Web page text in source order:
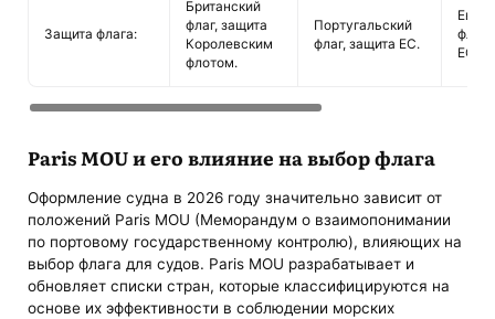
Защита флага:
Британский
флаг, защита
Королевским
флотом.
Португальский
флаг, защита ЕС.
флаг,
ЕС.
Paris MOU и его влияние на выбор флага​
Оформление судна в 2026 году значительно зависит от
положений Paris MOU (Меморандум о взаимопонимании
по портовому государственному контролю), влияющих на
выбор флага для судов. Paris MOU разрабатывает и
обновляет списки стран, которые классифицируются на
основе их эффективности в соблюдении морских